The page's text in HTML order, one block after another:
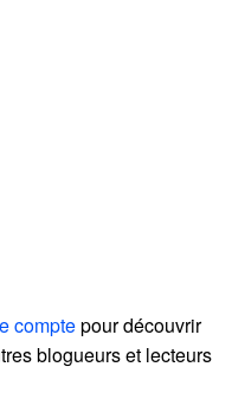
comptepour découvrir
blogueurs et lecteurs